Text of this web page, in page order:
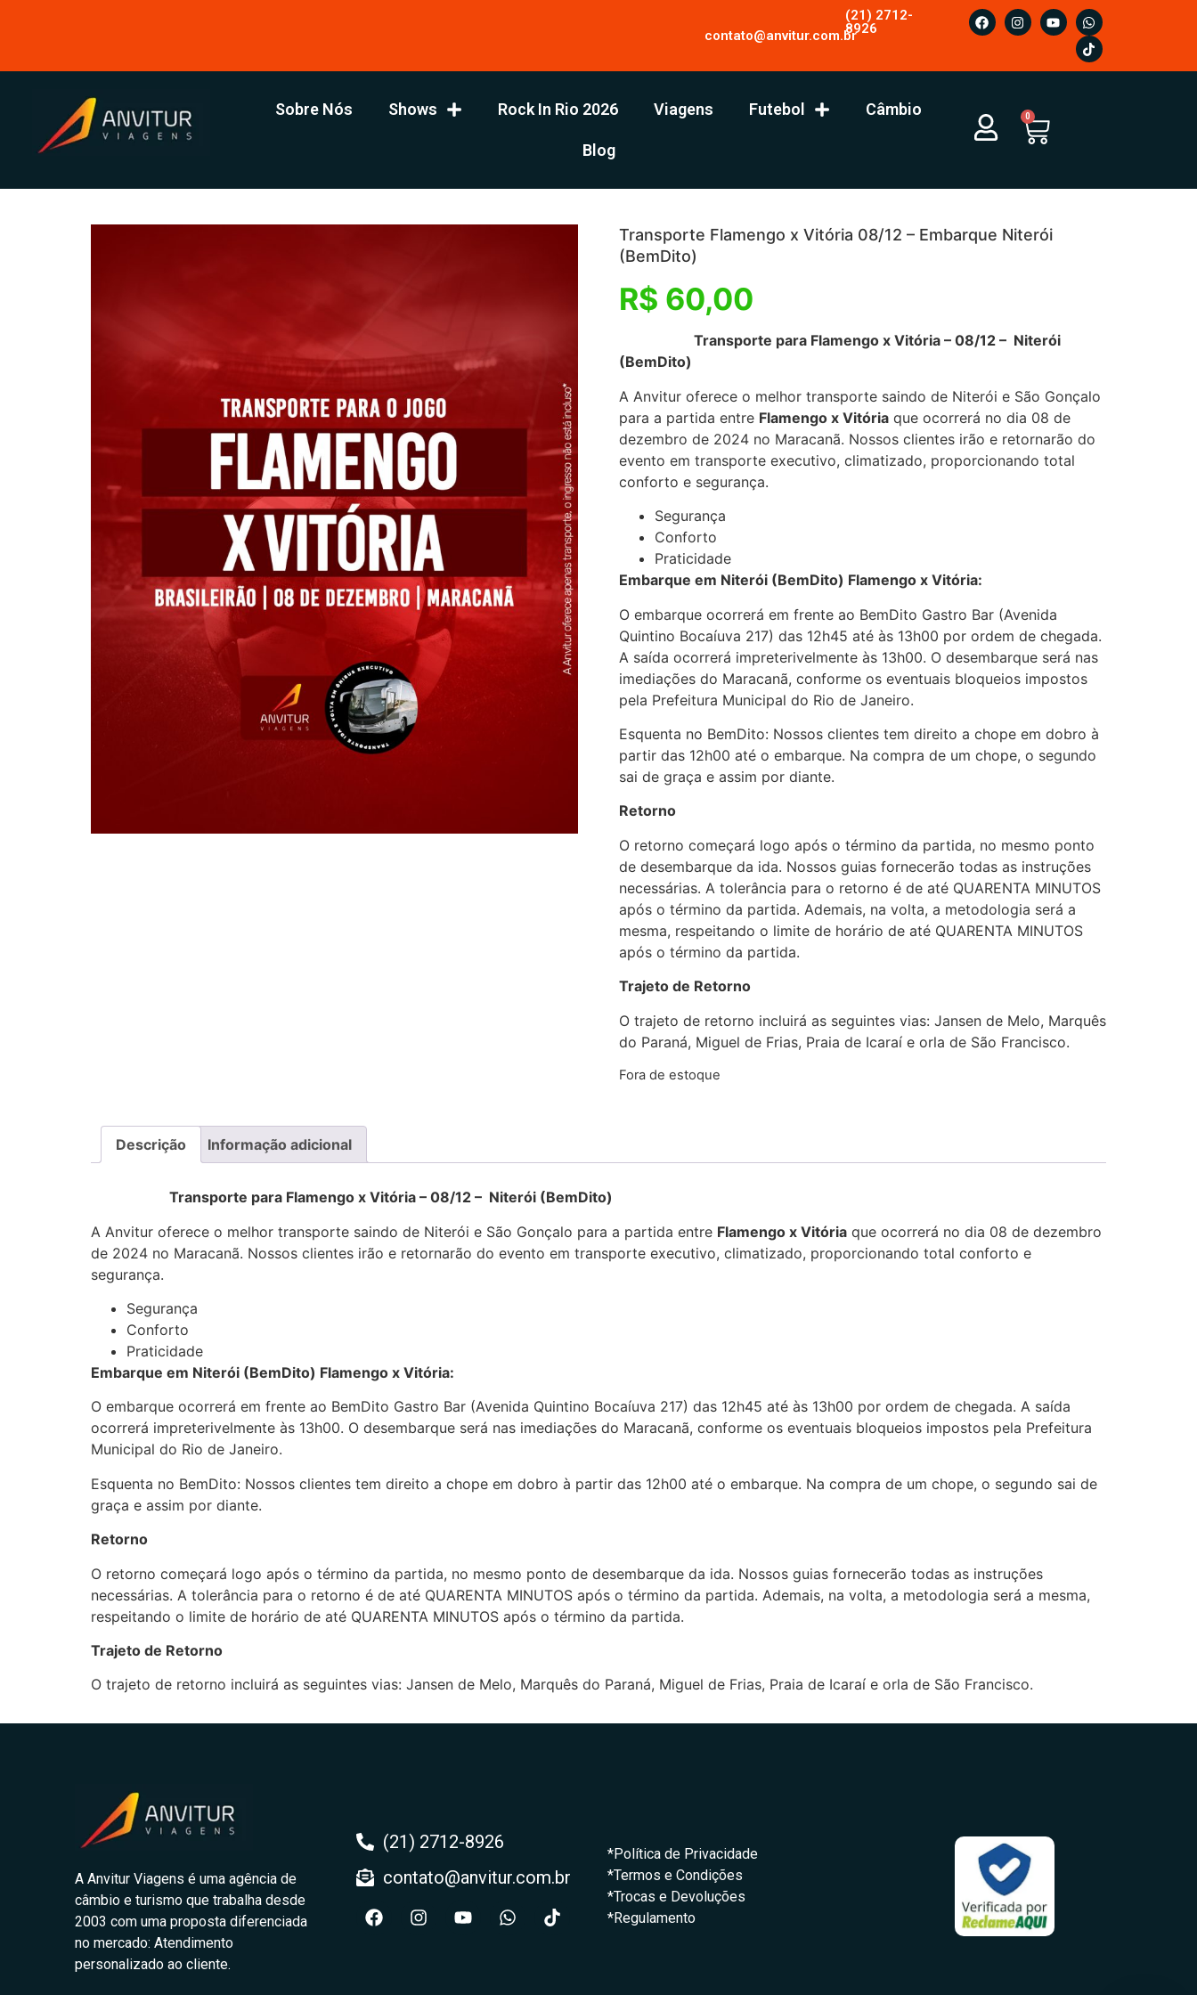
contato@anvitur.com.br
(21) 2712-
8926
Sobre Nós Shows Rock In Rio 2026 Viagens Futebol Câmbio
Blog
0
Transporte Flamengo x Vitória 08/12 – Embarque Niterói
(BemDito)
R$ 60,00
Transporte para Flamengo x Vitória – 08/12 – Niterói
(BemDito)
A Anvitur oferece o melhor transporte saindo de Niterói e São Gonçalo
para a partida entre Flamengo x Vitóriaque ocorrerá no dia 08 de
dezembro de 2024 no Maracanã. Nossos clientes irão e retornarão do
evento em transporte executivo, climatizado, proporcionando total
conforto e segurança.
Segurança
Conforto
Praticidade
Embarque em Niterói (BemDito) Flamengo x Vitória:
O embarque ocorrerá em frente ao BemDito Gastro Bar (Avenida
Quintino Bocaíuva 217) das 12h45 até às 13h00 por ordem de chegada.
A saída ocorrerá impreterivelmente às 13h00. O desembarque será nas
imediações do Maracanã, conforme os eventuais bloqueios impostos
pela Prefeitura Municipal do Rio de Janeiro.
Esquenta no BemDito: Nossos clientes tem direito a chope em dobro à
partir das 12h00 até o embarque. Na compra de um chope, o segundo
sai de graça e assim por diante.
Retorno
O retorno começará logo após o término da partida, no mesmo ponto
de desembarque da ida. Nossos guias fornecerão todas as instruções
necessárias. A tolerância para o retorno é de até QUARENTA MINUTOS
após o término da partida. Ademais, na volta, a metodologia será a
mesma, respeitando o limite de horário de até QUARENTA MINUTOS
após o término da partida.
Trajeto de Retorno
O trajeto de retorno incluirá as seguintes vias: Jansen de Melo, Marquês
do Paraná, Miguel de Frias, Praia de Icaraí e orla de São Francisco.
Fora de estoque
Descrição Informação adicional
Transporte para Flamengo x Vitória – 08/12 – Niterói (BemDito)
A Anvitur oferece o melhor transporte saindo de Niterói e São Gonçalo para a partida entre Flamengo x Vitória que ocorrerá no dia 08 de dezembro
de 2024 no Maracanã. Nossos clientes irão e retornarão do evento em transporte executivo, climatizado, proporcionando total conforto e
segurança.
Segurança
Conforto
Praticidade
Embarque em Niterói (BemDito) Flamengo x Vitória:
O embarque ocorrerá em frente ao BemDito Gastro Bar (Avenida Quintino Bocaíuva 217) das 12h45 até às 13h00 por ordem de chegada. A saída
ocorrerá impreterivelmente às 13h00. O desembarque será nas imediações do Maracanã, conforme os eventuais bloqueios impostos pela Prefeitura
Municipal do Rio de Janeiro.
Esquenta no BemDito: Nossos clientes tem direito a chope em dobro à partir das 12h00 até o embarque. Na compra de um chope, o segundo sai de
graça e assim por diante.
Retorno
O retorno começará logo após o término da partida, no mesmo ponto de desembarque da ida. Nossos guias fornecerão todas as instruções
necessárias. A tolerância para o retorno é de até QUARENTA MINUTOS após o término da partida. Ademais, na volta, a metodologia será a mesma,
respeitando o limite de horário de até QUARENTA MINUTOS após o término da partida.
Trajeto de Retorno
O trajeto de retorno incluirá as seguintes vias: Jansen de Melo, Marquês do Paraná, Miguel de Frias, Praia de Icaraí e orla de São Francisco.
A Anvitur Viagens é uma agência de
câmbio e turismo que trabalha desde
2003 com uma proposta diferenciada
no mercado: Atendimento
personalizado ao cliente.
(21) 2712-8926
contato@anvitur.com.br
*Política de Privacidade
*Termos e Condições
*Trocas e Devoluções
*Regulamento